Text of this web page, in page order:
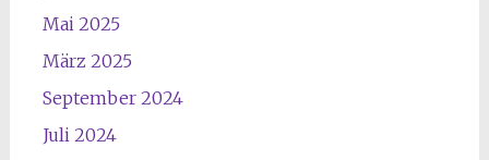
Mai 2025
März 2025
September 2024
Juli 2024